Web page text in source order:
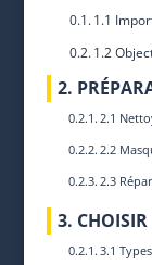
1.1
1.2
2.
2.1
2.2
2.3
3.
3.1